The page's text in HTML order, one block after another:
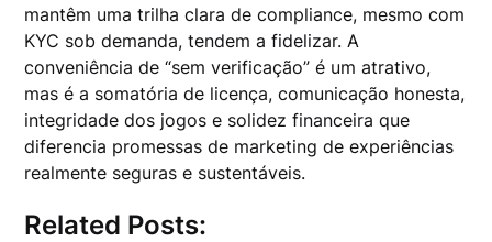
mantêm uma trilha clara de compliance, mesmo com
KYC sob demanda, tendem a fidelizar. A
conveniência de “sem verificação” é um atrativo,
mas é a somatória de licença, comunicação honesta,
integridade dos jogos e solidez financeira que
diferencia promessas de marketing de experiências
realmente seguras e sustentáveis.
Related Posts: